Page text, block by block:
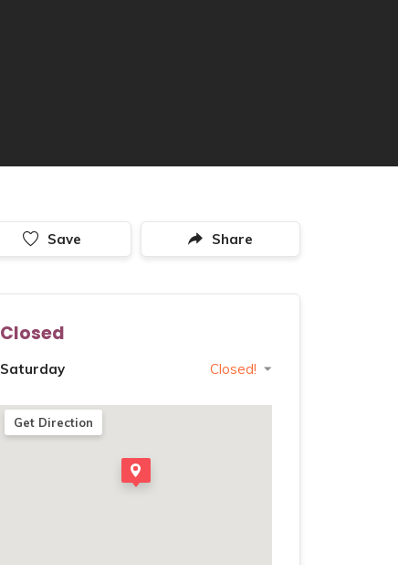
Save Share
Closed
Saturday Closed!
Get Direction